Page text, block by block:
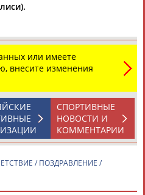
или имеете
внесите изменения
СПОРТИВНЫЕ
НОВОСТИ И
КОММЕНТАРИИ
/ ПОЗДРАВЛЕНИЕ /